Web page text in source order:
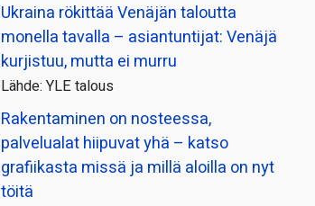
Ukraina rökittää Venäjän taloutta
monella tavalla – asiantuntijat: Venäjä
kurjistuu, mutta ei murru
Lähde: YLE talous
Rakentaminen on nosteessa,
palvelualat hiipuvat yhä – katso
grafiikasta missä ja millä aloilla on nyt
töitä